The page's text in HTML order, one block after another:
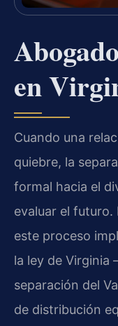
en
Cuando una
quiebre, la
formal hacia el
evaluar el futuro.
este proceso
la ley de Virginia
separación del
de distribución